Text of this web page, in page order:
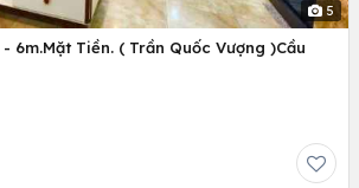
5
6m.Mặt Tiền. ( Trần Quốc Vượng )Cầu